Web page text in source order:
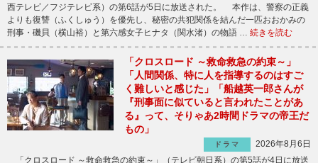
西テレビ／フジテレビ系）の第6話が5日に放送された。 本作は、警察の正義
よりも復讐（ふくしゅう）を優先し、秘密の共犯関係を結んだ一匹おおかみの
刑事・磯貝（横山裕）と第六感女子ヒナタ（関水渚）の物語 … 続きを読む
「クロスロード ～救命救急の約束～」
「人間関係、特に人を指導するのはすご
く難しいと感じた」「船越英一郎さんが
『刑事面に似ていると言われたことがあ
る』って、そりゃあ2時間ドラマの帝王だ
もの」
ドラマ
2026年8月6日
「クロスロード ～救命救急の約束～」（テレビ朝日系）の第5話が4日に放送